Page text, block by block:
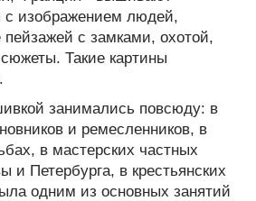
с изображением людей,
с замками, охотой,
Такие картины
занимались повсюду: в
и ремесленников, в
в мастерских частных
и Петербурга, в крестьянских
одним из основных занятий